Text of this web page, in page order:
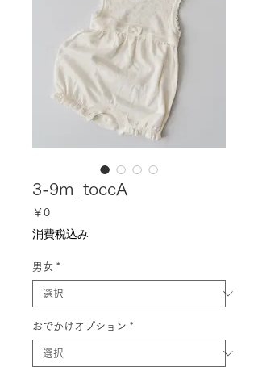
3-9m_toccA
￥0価
消費税込み
男女 *
おでかけオプション *